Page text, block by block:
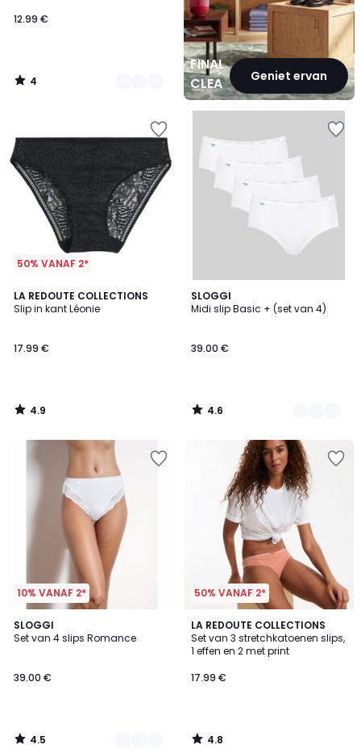
12.99 €
4
/
FINAL
CLEARANCEGeniet ervan
50% VANAF 2*
LA REDOUTE COLLECTIONS
Slip in kant Léonie
17.99 €
4.9
/ 5
4.9
/
SLOGGI
Midi slip Basic + (set van 4)
39.00 €
4.6
/ 5
3
Kleuren
4.6
/
10% VANAF 2*
SLOGGI
Set van 4 slips Romance
39.00 €
4.5
/ 5
2
Kleuren
4.5
/
50% VANAF 2*
LA REDOUTE COLLECTIONS
Set van 3 stretchkatoenen slips,
1 effen en 2 met print
17.99 €
4.8
/ 5
4.8
/